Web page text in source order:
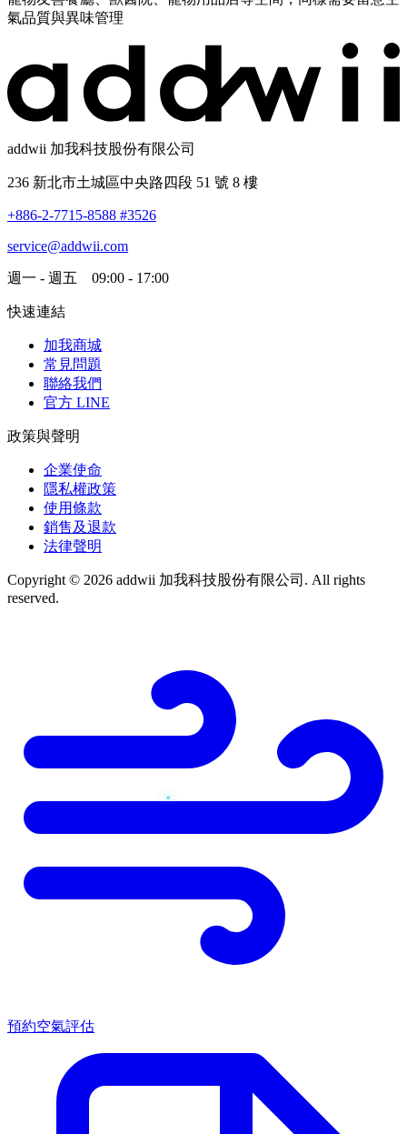
氣品質與異味管理
addwii 加我科技股份有限公司
236 新北市土城區中央路四段 51 號 8 樓
+886-2-7715-8588 #3526
service@addwii.com
週一 - 週五 09:00 - 17:00
快速連結
加我商城
常見問題
聯絡我們
官方 LINE
政策與聲明
企業使命
隱私權政策
使用條款
銷售及退款
法律聲明
Copyright © 2026 addwii 加我科技股份有限公司. All rights
reserved.
預約空氣評估